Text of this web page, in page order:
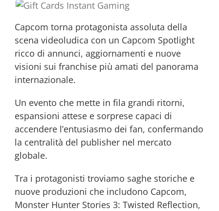
Capcom torna protagonista assoluta della
scena videoludica con un Capcom Spotlight
ricco di annunci, aggiornamenti e nuove
visioni sui franchise più amati del panorama
internazionale.
Un evento che mette in fila grandi ritorni,
espansioni attese e sorprese capaci di
accendere l’entusiasmo dei fan, confermando
la centralità del publisher nel mercato
globale.
Tra i protagonisti troviamo saghe storiche e
nuove produzioni che includono Capcom,
Monster Hunter Stories 3: Twisted Reflection,